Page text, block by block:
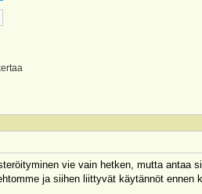
vie vain hetken, mutta antaa
ja siihen liittyvät käytännöt